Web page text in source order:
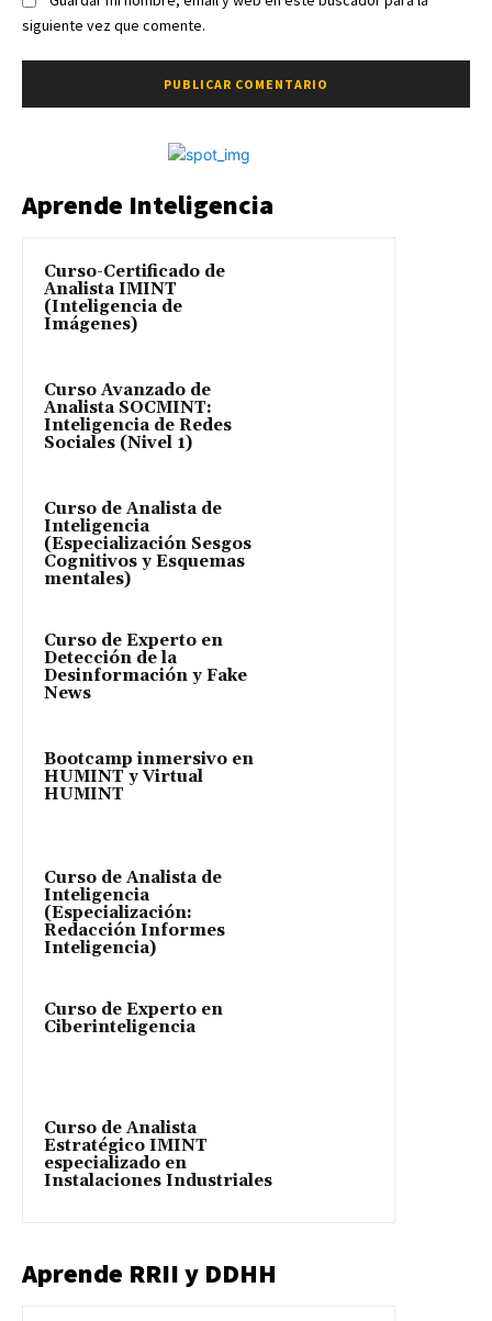
siguiente vez que comente.
Aprende Inteligencia
Curso-Certificado de
Analista IMINT
(Inteligencia de
Imágenes)
Curso Avanzado de
Analista SOCMINT:
Inteligencia de Redes
Sociales (Nivel 1)
Curso de Analista de
Inteligencia
(Especialización Sesgos
Cognitivos y Esquemas
mentales)
Curso de Experto en
Detección de la
Desinformación y Fake
News
Bootcamp inmersivo en
HUMINT y Virtual
HUMINT
Curso de Analista de
Inteligencia
(Especialización:
Redacción Informes
Inteligencia)
Curso de Experto en
Ciberinteligencia
Curso de Analista
Estratégico IMINT
especializado en
Instalaciones Industriales
Aprende RRII y DDHH